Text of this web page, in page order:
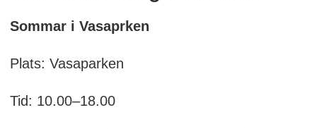
Sommar i Vasaprken
Plats: Vasaparken
Tid: 10.00–18.00